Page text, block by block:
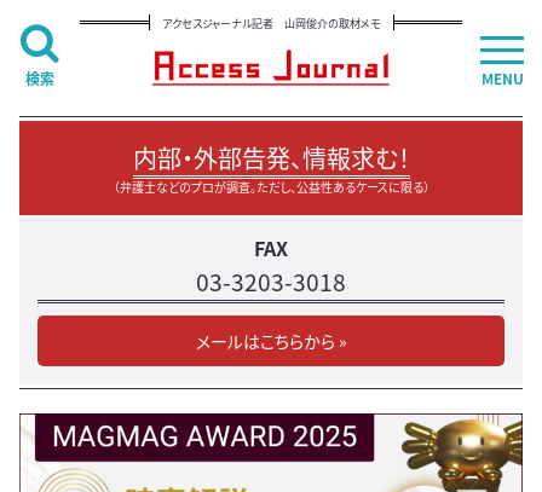
アクセスジャーナル記者 山岡俊介の取材メモ
内部・外部告発、情報求む！
（弁護士などのプロが調査。ただし、公益性あるケースに限る）
FAX
03-3203-3018
メールはこちらから »
MENU
検索